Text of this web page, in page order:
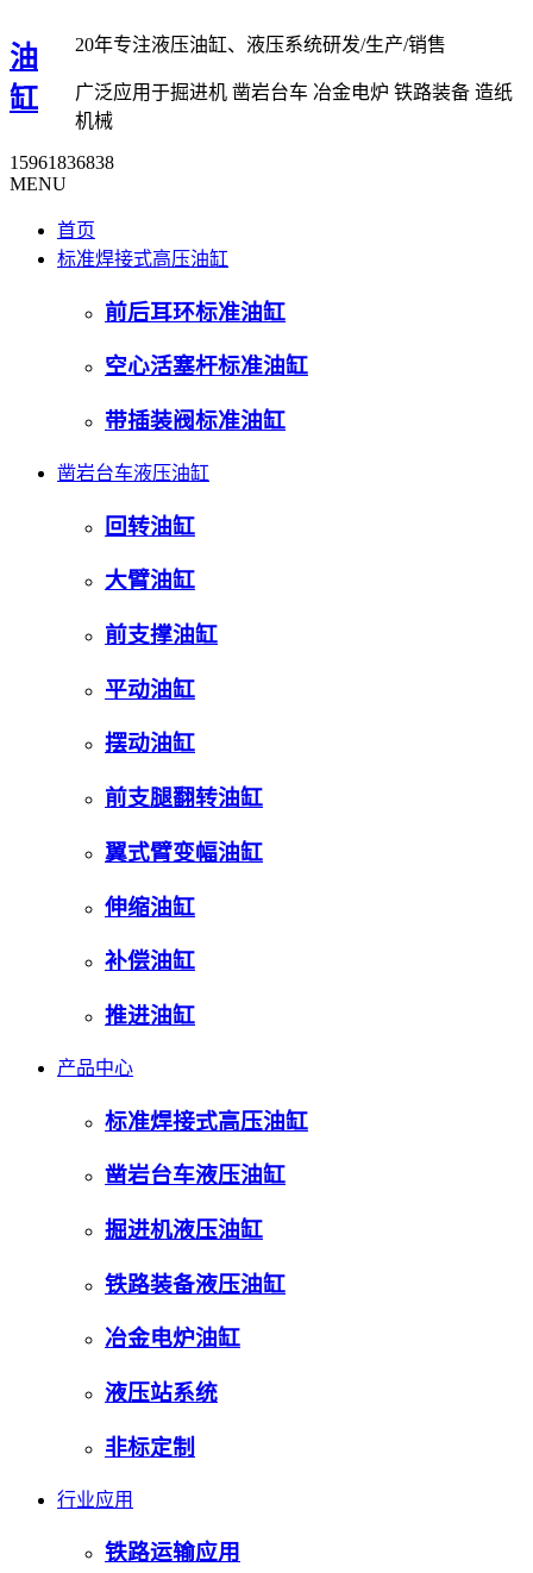
油
缸
20年专注液压油缸、液压系统研发/生产/销售
广泛应用于掘进机 凿岩台车 冶金电炉 铁路装备 造纸
机械
15961836838
MENU
首页
标准焊接式高压油缸
前后耳环标准油缸
空心活塞杆标准油缸
带插装阀标准油缸
凿岩台车液压油缸
回转油缸
大臂油缸
前支撑油缸
平动油缸
摆动油缸
前支腿翻转油缸
翼式臂变幅油缸
伸缩油缸
补偿油缸
推进油缸
产品中心
标准焊接式高压油缸
凿岩台车液压油缸
掘进机液压油缸
铁路装备液压油缸
冶金电炉油缸
液压站系统
非标定制
行业应用
铁路运输应用